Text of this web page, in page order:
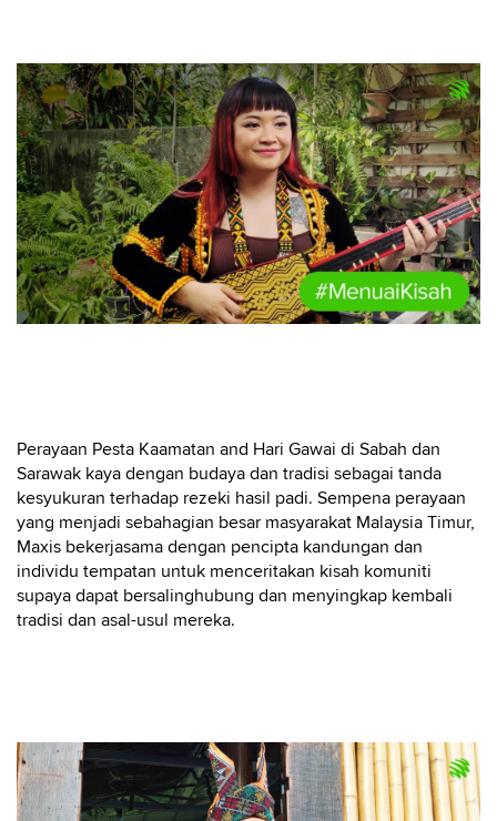
Perayaan Pesta Kaamatan and Hari Gawai di Sabah dan
Sarawak kaya dengan budaya dan tradisi sebagai tanda
kesyukuran terhadap rezeki hasil padi. Sempena perayaan
yang menjadi sebahagian besar masyarakat Malaysia Timur,
Maxis bekerjasama dengan pencipta kandungan dan
individu tempatan untuk menceritakan kisah komuniti
supaya dapat bersalinghubung dan menyingkap kembali
tradisi dan asal-usul mereka.